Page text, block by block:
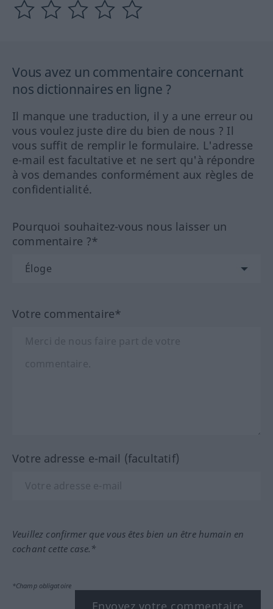
Vous avez un commentaire concernant
nos dictionnaires en ligne ?
Il manque une traduction, il y a une erreur ou
vous voulez juste dire du bien de nous ? Il
vous suffit de remplir le formulaire. L'adresse
e-mail est facultative et ne sert qu'à répondre
à vos demandes conformément aux règles de
confidentialité.
Pourquoi souhaitez-vous nous laisser un
commentaire ?*
Votre commentaire*
Votre adresse e-mail (facultatif)
Veuillez confirmer que vous êtes bien un être humain en
cochant cette case.*
*Champ obligatoire
Envoyez votre commentaire